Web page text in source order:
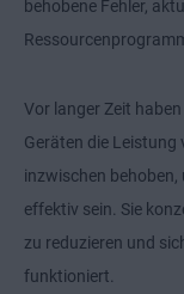
behobene Fehler,
Vor langer Zeit
Geräten die
inzwischen
effektiv sein. Sie
zu reduzieren und
funktioniert.